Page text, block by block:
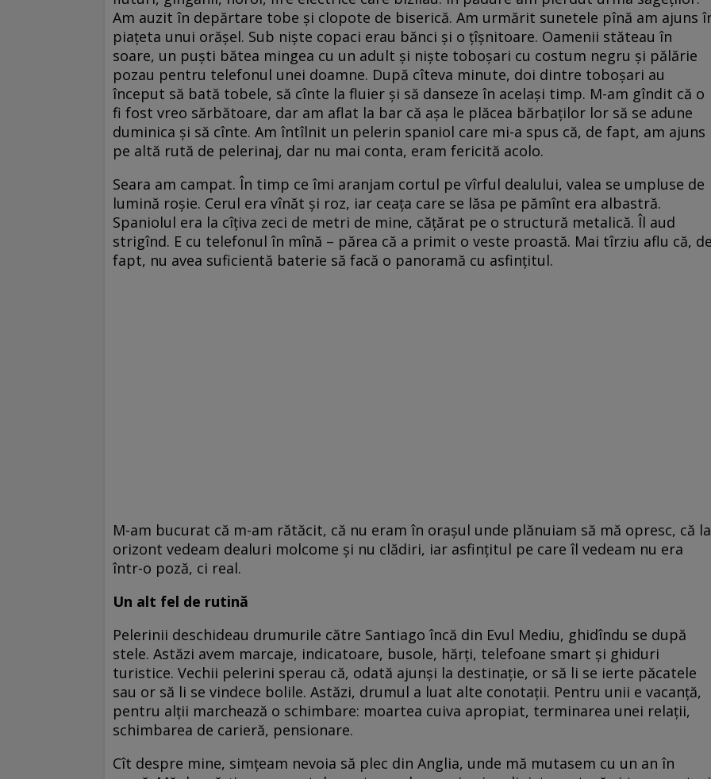
Am auzit în depărtare tobe și clopote de biserică. Am urmărit sunetele pînă am ajuns
piațeta unui orășel. Sub niște copaci erau bănci și o țîșnitoare. Oamenii stăteau în
soare, un puști bătea mingea cu un adult și niște toboșari cu costum negru și pălărie
pozau pentru telefonul unei doamne. După cîteva minute, doi dintre toboșari au
început să bată tobele, să cînte la fluier și să danseze în același timp. M-am gîndit că o
fi fost vreo sărbătoare, dar am aflat la bar că așa le plăcea bărbaților lor să se adune
duminica și să cînte. Am în­tîlnit un pelerin spaniol care mi-a spus că, de fapt, am ajuns
pe altă rută de pelerinaj, dar nu mai conta, eram fericită acolo.
Seara am campat. În timp ce îmi aranjam cortul pe vîrful dealului, valea se umpluse de
lumină roșie. Cerul era vînăt și roz, iar ceața care se lăsa pe pămînt era albastră.
Spaniolul era la cîțiva zeci de metri de mine, cățărat pe o structură metalică. Îl aud
strigînd. E cu telefonul în mînă – părea că a primit o veste proastă. Mai tîrziu aflu că,
fapt, nu avea suficientă baterie să facă o panoramă cu asfințitul.
M-am bucurat că m-am rătăcit, că nu eram în orașul unde plănuiam să mă opresc, că la
orizont vedeam dealuri molcome și nu clădiri, iar asfințitul pe care îl vedeam nu era
într-o poză, ci real.
Un alt fel de rutină
Pelerinii deschideau drumurile către Santiago încă din Evul Mediu, ghidîndu se după
stele. Astăzi avem marcaje, indicatoare, busole, hărți, telefoane smart și ghiduri
turistice. Vechii pelerini sperau că, odată ajunși la destinație, or să li se ierte păcatele
sau or să li se vindece bolile. Astăzi, drumul a luat alte conotații. Pentru unii e vacanță,
pentru alții marchează o schimbare: moartea cuiva apropiat, terminarea unei relații,
schimbarea de carieră, pensionare.
Cît despre mine, simțeam nevoia să plec din Anglia, unde mă mutasem cu un an în